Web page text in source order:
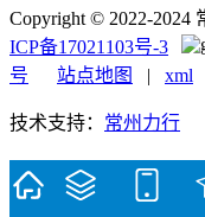
Copyright © 2022-
ICP备17021103号-3
号
站点地图 | xml
技术支持： 常州力行